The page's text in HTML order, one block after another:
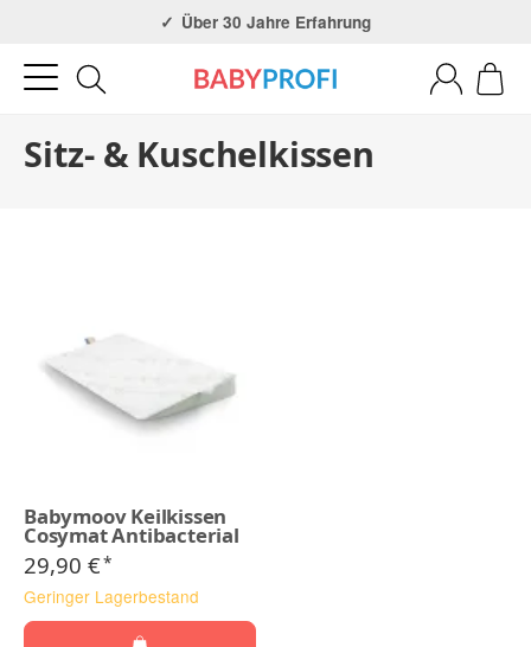
Über 30 Jahre Erfahrung
Sitz- & Kuschelkissen
Babymoov Keilkissen
Cosymat Antibacterial
29,90 €*
Geringer Lagerbestand